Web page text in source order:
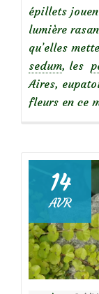
épillets
lumière
qu’elles
sedum, les
Aires,
fleurs en ce
14
AVR